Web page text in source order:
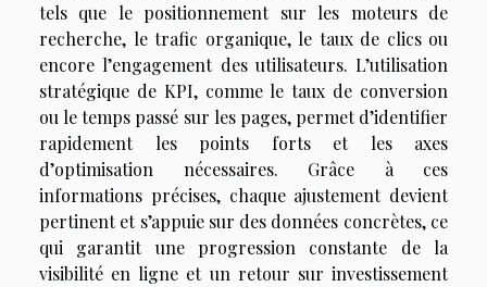
tels que le positionnement sur les moteurs de
recherche, le trafic organique, le taux de clics ou
encore l’engagement des utilisateurs. L’utilisation
stratégique de KPI, comme le taux de conversion
ou le temps passé sur les pages, permet d’identifier
rapidement les points forts et les axes
d’optimisation nécessaires. Grâce à ces
informations précises, chaque ajustement devient
pertinent et s’appuie sur des données concrètes, ce
qui garantit une progression constante de la
visibilité en ligne et un retour sur investissement